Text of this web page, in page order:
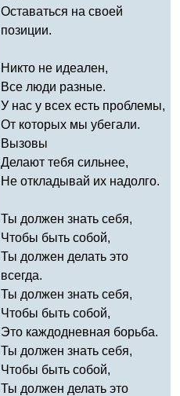
Оставаться на своей
позиции.
Никто не идеален,
Все люди разные.
У нас у всех есть проблемы,
От которых мы убегали.
Вызовы
Делают тебя сильнее,
Не откладывай их надолго.
Ты должен знать себя,
Чтобы быть собой,
Ты должен делать это
всегда.
Ты должен знать себя,
Чтобы быть собой,
Это каждодневная борьба.
Ты должен знать себя,
Чтобы быть собой,
Ты должен делать это